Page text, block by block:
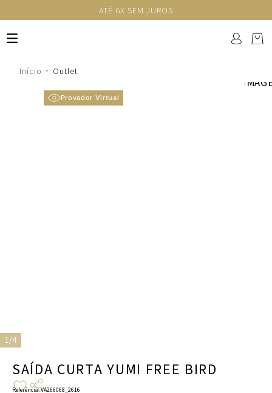
ATÉ 6X SEM JUROS
Outlet
Provador Virtual
1/4
SAÍDA CURTA YUMI FREE BIRD
Referência:VA266068_2616